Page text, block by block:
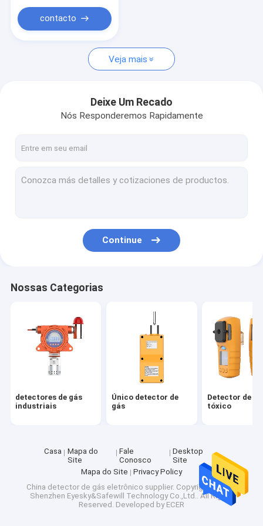
contacto
Veja mais
Deixe Um Recado
Nós Responderemos Rapidamente
Continue
Nossas Categorias
detectores de gás
industriais
Único detector de
gás
Detector de
tóxico
Casa
Mapa do
Site
Fale
Conosco
Desktop
Site
Mapa do Site
Privacy Policy
China detector de gás eletrônico supplier. Copyright © 2026
Shenzhen Eyesky&Safewill Technology Co.,Ltd.. All Rights
Reserved. Developed by ECER